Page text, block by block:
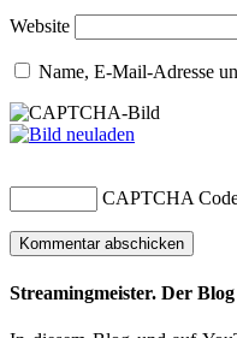
Website
Name, E-Mail-Adresse
CAPTCHA
Streamingmeister. Der